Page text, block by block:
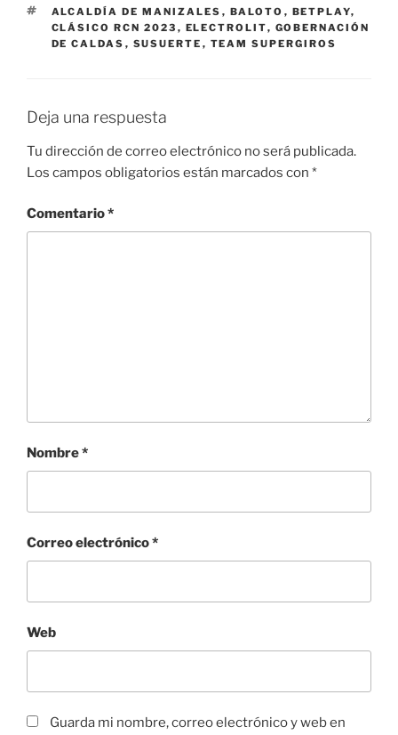
ETIQUETAS
ALCALDÍA DE MANIZALES , BALOTO , BETPLAY,
CLÁSICO RCN 2023 , ELECTROLIT, GOBERNACIÓN
DE CALDAS , SUSUERTE , TEAM SUPERGIROS
Deja una respuesta
Tu dirección de correo electrónico no será publicada.
Los campos obligatorios están marcados con *
Comentario*
Nombre*
Correo electrónico*
Web
Guarda mi nombre, correo electrónico y web en